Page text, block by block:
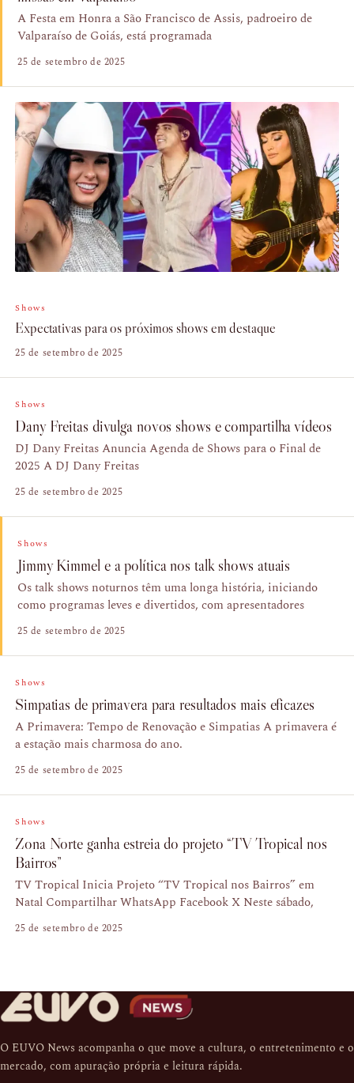
A Festa em Honra a São Francisco de Assis, padroeiro de
Valparaíso de Goiás, está programada
25 de setembro de 2025
Shows
Expectativas para os próximos shows em destaque
25 de setembro de 2025
Shows
Dany Freitas divulga novos shows e compartilha vídeos
DJ Dany Freitas Anuncia Agenda de Shows para o Final de
2025 A DJ Dany Freitas
25 de setembro de 2025
Shows
Jimmy Kimmel e a política nos talk shows atuais
Os talk shows noturnos têm uma longa história, iniciando
como programas leves e divertidos, com apresentadores
25 de setembro de 2025
Shows
Simpatias de primavera para resultados mais eficazes
A Primavera: Tempo de Renovação e Simpatias A primavera é
a estação mais charmosa do ano.
25 de setembro de 2025
Shows
Zona Norte ganha estreia do projeto “TV Tropical nos
Bairros”
TV Tropical Inicia Projeto “TV Tropical nos Bairros” em
Natal Compartilhar WhatsApp Facebook X Neste sábado,
25 de setembro de 2025
O EUVO News acompanha o que move a cultura, o entretenimento e o
mercado, com apuração própria e leitura rápida.